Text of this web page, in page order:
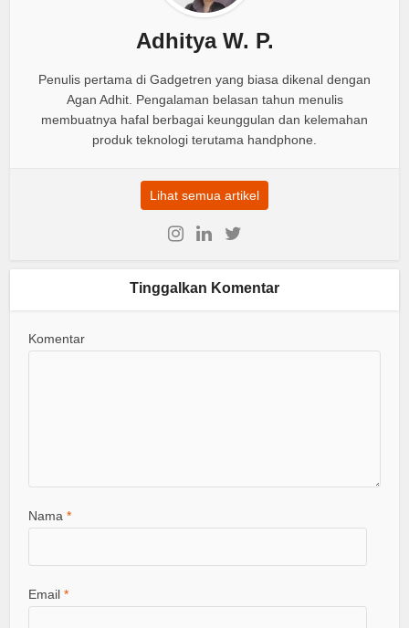
Adhitya W. P.
Penulis pertama di Gadgetren yang biasa dikenal dengan
Agan Adhit. Pengalaman belasan tahun menulis
membuatnya hafal berbagai keunggulan dan kelemahan
produk teknologi terutama handphone.
Lihat semua artikel
Tinggalkan Komentar
Komentar
Nama*
Email*